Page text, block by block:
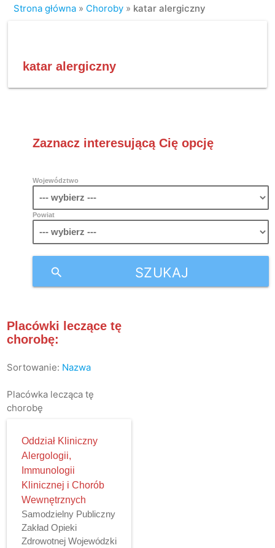
Strona główna » Choroby » katar alergiczny
katar alergiczny
Zaznacz interesującą Cię opcję
Województwo
Powiat
SZUKAJ
search
Placówki leczące tę
chorobę:
Sortowanie: Nazwa
Placówka lecząca tę
chorobę
Oddział Kliniczny
Alergologii,
Immunologii
Klinicznej i Chorób
Wewnętrznych
Samodzielny Publiczny
Zakład Opieki
Zdrowotnej Wojewódzki